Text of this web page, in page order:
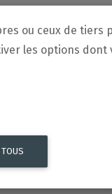
Langue
ou ceux de
les options dont